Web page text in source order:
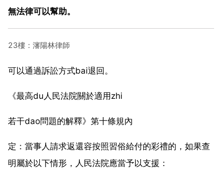
無法律可以幫助。
23樓：瀋陽林律師
可以通過訴訟方式bai退回。
《最高du人民法院關於適用zhi
若干dao問題的解釋》第十條規內
定：當事人請求返還容按照習俗給付的彩禮的，如果查
明屬於以下情形，人民法院應當予以支援：